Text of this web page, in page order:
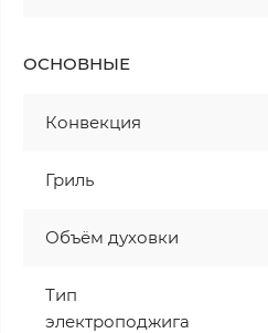
ОСНОВНЫЕ
Конвекция
Гриль
Объём духовки
Тип
электроподжига